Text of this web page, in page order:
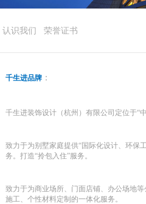
认识我们 荣誉证书
千生进品牌：
千生进装饰设计（杭州）有限公司定位于“
致力于为别墅家庭提供“国际化设计、环保
务。打造“拎包入住”服务。
致力于为商业场所、门面店铺、办公场地
施工、个性材料定制的一体化服务。